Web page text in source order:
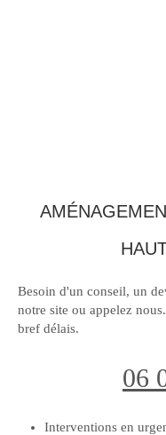
Besoin d'un conseil, un
notre site ou appelez
bref délais.
06
Interventions en